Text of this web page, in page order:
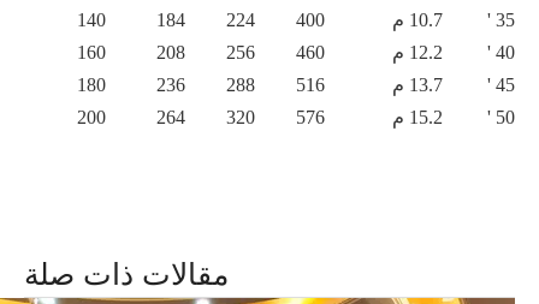
35 '
10.7 م 400
224
184
140
40 '
12.2 م 460
256
208
160
45 '
13.7 م 516
288
236
180
50 '
15.2 م 576
320
264
200
مقالات ذات صلة